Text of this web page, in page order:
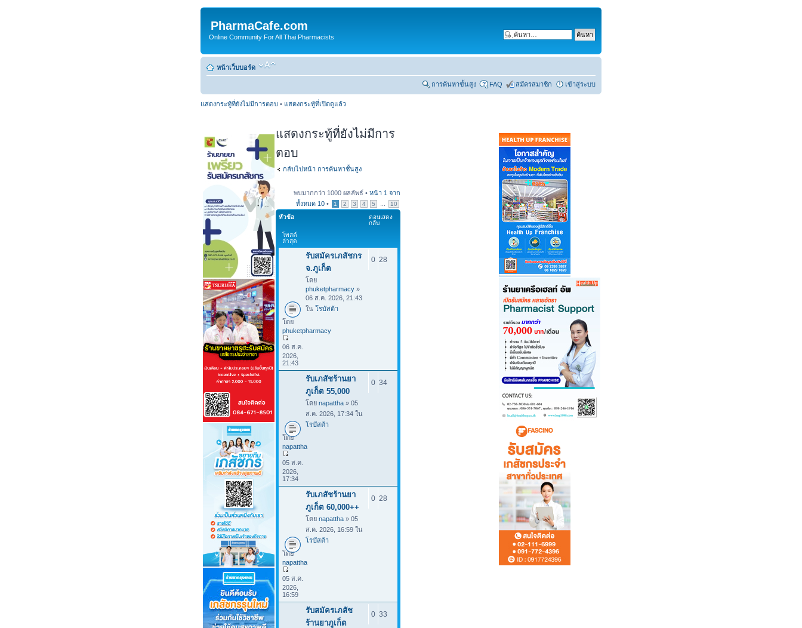
PharmaCafe.com
Online Community For All Thai Pharmacists
หน้าเว็บบอร์ด
การค้นหาขั้นสูง FAQ สมัครสมาชิก เข้าสู่ระบบ
แสดงกระทู้ที่ยังไม่มีการตอบ • แสดงกระทู้ที่เปิดดูแล้ว
แสดงกระทู้ที่ยังไม่มีการ
ตอบ
กลับไปหน้า การค้นหาชั้นสูง
พบมากกว่า 1000 ผลลัพธ์ • หน้า 1 จาก
ทั้งหมด 10 • 1 2 3 4 5
10
หัวข้อ
ตอบ
กลับ
แสดง
โพสต์
ล่าสุด
รับสมัครเภสัชกร
จ.ภูเก็ต
โดย
phuketpharmacy »
06 ส.ค. 2026, 21:43
ใน โรบัสต้า
0 28
โดย
phuketpharmacy
06 ส.ค.
2026,
21:43
รับเภสัชร้านยา
ภูเก็ต 55,000
โดย napattha » 05
ส.ค. 2026, 17:34 ใน
โรบัสต้า
0 34
โดย
napattha
05 ส.ค.
2026,
17:34
รับเภสัชร้านยา
ภูเก็ต 60,000++
โดย napattha » 05
ส.ค. 2026, 16:59 ใน
โรบัสต้า
0 28
โดย
napattha
05 ส.ค.
2026,
16:59
รับสมัครเภสัช
ร้านยาภูเก็ต
0 33